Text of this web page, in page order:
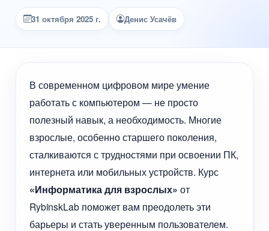
31 октября 2025 г. Денис Усачёв
В современном цифровом мире умение
работать с компьютером — не просто
полезный навык, а необходимость. Многие
взрослые, особенно старшего поколения,
сталкиваются с трудностями при освоении ПК,
интернета или мобильных устройств. Курс
«Информатика для взрослых» от
RybinskLab поможет вам преодолеть эти
барьеры и стать уверенным пользователем.